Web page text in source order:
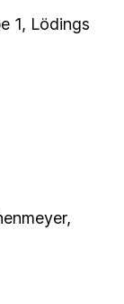
1, Lödings